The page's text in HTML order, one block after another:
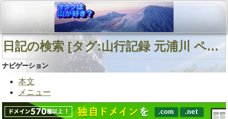
日記の検索 [タグ:山行記録 元浦川 ペテガリ岳 メナシベツ川] 01～01(01件中)
ナビゲーション
本文
メニュー